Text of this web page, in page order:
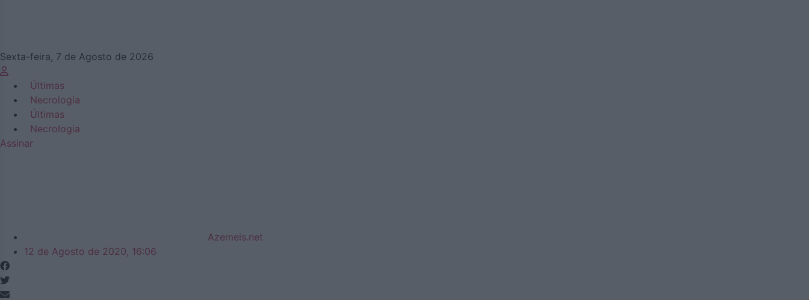
Sexta-feira, 7 de Agosto de 2026
Últimas
Necrologia
Últimas
Necrologia
Assinar
Azemeis.net
12 de Agosto de 2020, 16:06